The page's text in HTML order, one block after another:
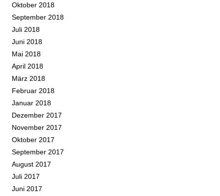
Oktober 2018
September 2018
Juli 2018
Juni 2018
Mai 2018
April 2018
März 2018
Februar 2018
Januar 2018
Dezember 2017
November 2017
Oktober 2017
September 2017
August 2017
Juli 2017
Juni 2017